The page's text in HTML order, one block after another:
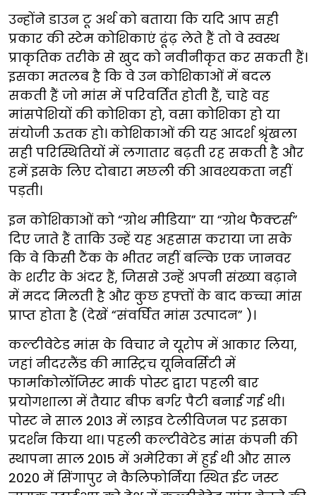
उन्होंने डाउन टू अर्थ को बताया कि यदि आप सही
प्रकार की स्टेम कोशिकाएं ढूंढ़ लेते हैं तो वे स्वस्थ
प्राकृतिक तरीके से खुद को नवीनीकृत कर सकती हैं।
इसका मतलब है कि वे उन कोशिकाओं में बदल
सकती हैं जो मांस में परिवर्तित होती हैं, चाहे वह
मांसपेशियों की कोशिका हो, वसा कोशिका हो या
संयोजी ऊतक हो। कोशिकाओं की यह आदर्श श्रृंखला
सही परिस्थितियों में लगातार बढ़ती रह सकती है और
हमें इसके लिए दोबारा मछली की आवश्यकता नहीं
पड़ती।
इन कोशिकाओं को “ग्रोथ मीडिया” या “ग्रोथ फैक्टर्स”
दिए जाते हैं ताकि उन्हें यह अहसास कराया जा सके
कि वे किसी टैंक के भीतर नहीं बल्कि एक जानवर
के शरीर के अंदर हैं, जिससे उन्हें अपनी संख्या बढ़ाने
में मदद मिलती है और कुछ हफ्तों के बाद कच्चा मांस
प्राप्त होता है (देखें “संवर्घित मांस उत्पादन” )।
कल्टीवेटेड मांस के विचार ने यूरोप में आकार लिया,
जहां नीदरलैंड की मास्ट्रिच यूनिवर्सिटी में
फार्माकोलॉजिस्ट मार्क पोस्ट द्वारा पहली बार
प्रयोगशाला में तैयार बीफ बर्गर पैटी बनाई गई थी।
पोस्ट ने साल 2013 में लाइव टेलीविजन पर इसका
प्रदर्शन किया था। पहली कल्टीवेटेड मांस कंपनी की
स्थापना साल 2015 में अमेरिका में हुई थी और साल
2020 में सिंगापुर ने कैलिफोर्निया स्थित ईट जस्ट